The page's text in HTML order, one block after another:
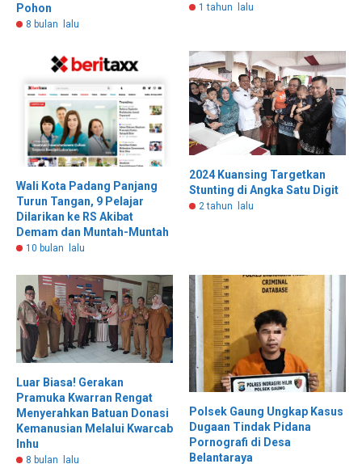
Pohon
8 bulan lalu
1 tahun lalu
Wali Kota Padang Panjang
Turun Tangan, 9 Pelajar
Dilarikan ke RS Akibat
Demam dan Muntah-Muntah
10 bulan lalu
2024 Kuansing Targetkan
Stunting di Angka Satu Digit
2 tahun lalu
Luar Biasa! Gerakan
Pramuka Kwarran Rengat
Menyerahkan Batuan Donasi
Kemanusian Melalui Kwarcab
Inhu
8 bulan lalu
Polsek Gaung Ungkap Kasus
Dugaan Tindak Pidana
Pornografi di Desa
Belantaraya